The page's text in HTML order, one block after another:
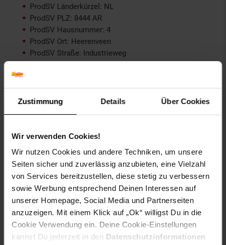
Zustimmung Details Über Cookies
Wir verwenden Cookies!
Wir nutzen Cookies und andere Techniken, um unsere
Seiten sicher und zuverlässig anzubieten, eine Vielzahl
von Services bereitzustellen, diese stetig zu verbessern
sowie Werbung entsprechend Deinen Interessen auf
unserer Homepage, Social Media und Partnerseiten
anzuzeigen. Mit einem Klick auf „Ok“ willigst Du in die
Cookie Verwendung ein. Deine Cookie-Einstellungen
kannst Du jederzeit in den Datenschutzinformationen
ProdSV Länderkürzel: NL
ProdSV PLZ: 8444 AR
ProdSV Hausnummer: 4
ProdSV Ort: Heerenveen
ProdSV Straße: Industrieweg
productSafety Name: XLC - Accell Nederland B.V
Farbe: schwarz/silber
Größe: 100 x 80mm
Artikelnummer: 2510252000
EAN: 4032191841625
Artikel gehört zur Kategorie: